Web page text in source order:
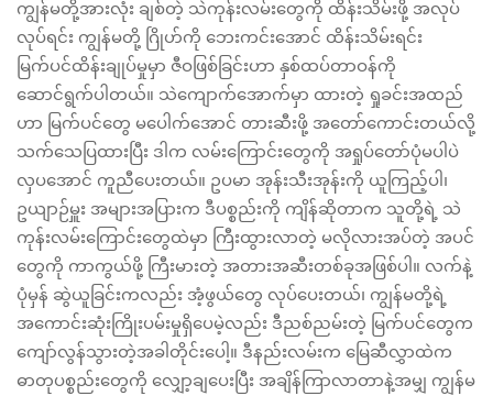
ကျွန်မတို့အားလုံး ချစ်တဲ့ သဲကုန်းလမ်းတွေကို ထိန်းသိမ်းဖို့ အလုပ်
လုပ်ရင်း ကျွန်မတို့ ဂြိုဟ်ကို ဘေးကင်းအောင် ထိန်းသိမ်းရင်း
မြက်ပင်ထိန်းချုပ်မှုမှာ ဇီဝဖြစ်ခြင်းဟာ နှစ်ထပ်တာဝန်ကို
ဆောင်ရွက်ပါတယ်။ သဲကျောက်အောက်မှာ ထားတဲ့ ရှုခင်းအထည်
ဟာ မြက်ပင်တွေ မပေါက်အောင် တားဆီးဖို့ အတော်ကောင်းတယ်လို့
သက်သေပြထားပြီး ဒါက လမ်းကြောင်းတွေကို အရှုပ်တော်ပုံမပါပဲ
လှပအောင် ကူညီပေးတယ်။ ဥပမာ အုန်းသီးအုန်းကို ယူကြည့်ပါ၊
ဥယျာဉ်မှူး အများအပြားက ဒီပစ္စည်းကို ကျိန်ဆိုတာက သူတို့ရဲ့ သဲ
ကုန်းလမ်းကြောင်းတွေထဲမှာ ကြီးထွားလာတဲ့ မလိုလားအပ်တဲ့ အပင်
တွေကို ကာကွယ်ဖို့ ကြီးမားတဲ့ အတားအဆီးတစ်ခုအဖြစ်ပါ။ လက်နဲ့
ပုံမှန် ဆွဲယူခြင်းကလည်း အံ့ဖွယ်တွေ လုပ်ပေးတယ်၊ ကျွန်မတို့ရဲ့
အကောင်းဆုံးကြိုးပမ်းမှုရှိပေမဲ့လည်း ဒီညစ်ညမ်းတဲ့ မြက်ပင်တွေက
ကျော်လွန်သွားတဲ့အခါတိုင်းပေါ့။ ဒီနည်းလမ်းက မြေဆီလွှာထဲက
ဓာတုပစ္စည်းတွေကို လျှော့ချပေးပြီး အချိန်ကြာလာတာနဲ့အမျှ ကျွန်မ